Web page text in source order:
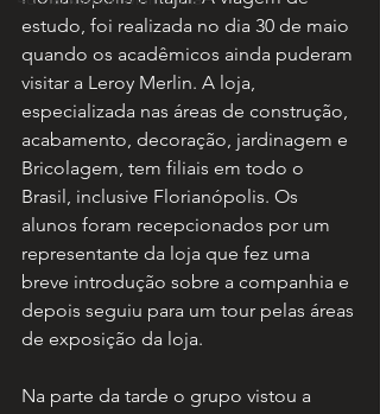
estudo, foi realizada no dia 30 de maio
quando os acadêmicos ainda puderam
visitar a Leroy Merlin. A loja,
especializada nas áreas de construção,
acabamento, decoração, jardinagem e
Bricolagem, tem filiais em todo o
Brasil, inclusive Florianópolis. Os
alunos foram recepcionados por um
representante da loja que fez uma
breve introdução sobre a companhia e
depois seguiu para um tour pelas áreas
de exposição da loja.
Na parte da tarde o grupo vistou a